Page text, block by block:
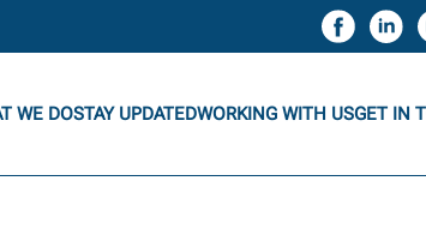
WE DOSTAY UPDATEDWORKING WITH USGET IN